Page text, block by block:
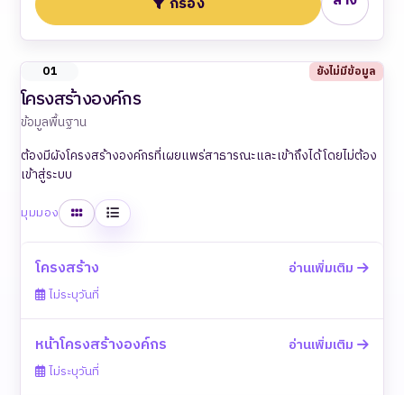
O1 ยังไม่มีข้อมูล
โครงสร้างองค์กร
ข้อมูลพื้นฐาน
ต้องมีผังโครงสร้างองค์กรที่เผยแพร่สาธารณะและเข้าถึงได้โดยไม่ต้อง
เข้าสู่ระบบ
มุมมอง
ตารางรายการ
โครงสร้าง
ไม่ระบุวันที่
อ่านเพิ่มเติม
หน้าโครงสร้างองค์กร
ไม่ระบุวันที่
อ่านเพิ่มเติม